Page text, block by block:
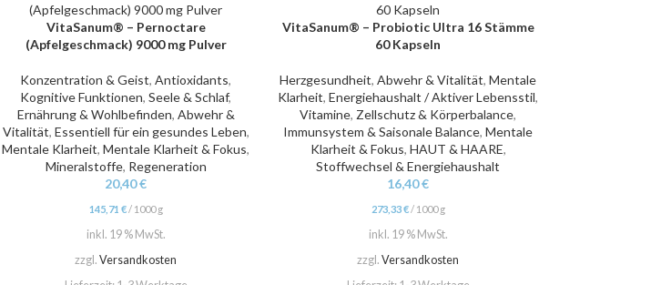
IN DEN WARENKORB
VitaSanum® – Pernoctare
(Apfelgeschmack) 9000 mg Pulver
Konzentration & Geist,Antioxidants,
Kognitive Funktionen,Seele & Schlaf,
Ernährung & Wohlbefinden, Abwehr &
Vitalität, Essentiell für ein gesundes Leben,
Mentale Klarheit,Mentale Klarheit & Fokus,
Mineralstoffe, Regeneration
20,40€
145,71 €/ 1000 g
inkl. 19 % MwSt.
zzgl.Versandkosten
IN DEN WARENKORB
VitaSanum® – Probiotic Ultra 16 Stämme
60 Kapseln
Herzgesundheit,Abwehr & Vitalität,Mentale
Klarheit,Energiehaushalt / Aktiver Lebensstil,
Vitamine, Zellschutz & Körperbalance,
Immunsystem & Saisonale Balance,Mentale
Klarheit & Fokus, HAUT & HAARE,
Stoffwechsel & Energiehaushalt
16,40€
273,33€/ 1000 g
inkl. 19 % MwSt.
zzgl.Versandkosten